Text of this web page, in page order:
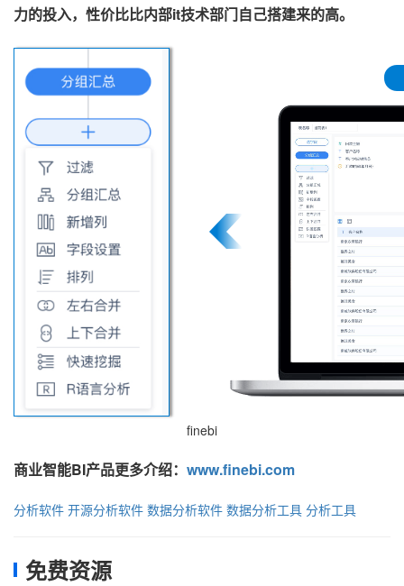
力的投入，性价比比内部it技术部门自己搭建来的高。
finebi
商业智能BI产品更多介绍： www.finebi.com
分析软件 开源分析软件 数据分析软件 数据分析工具 分析工具
免费资源